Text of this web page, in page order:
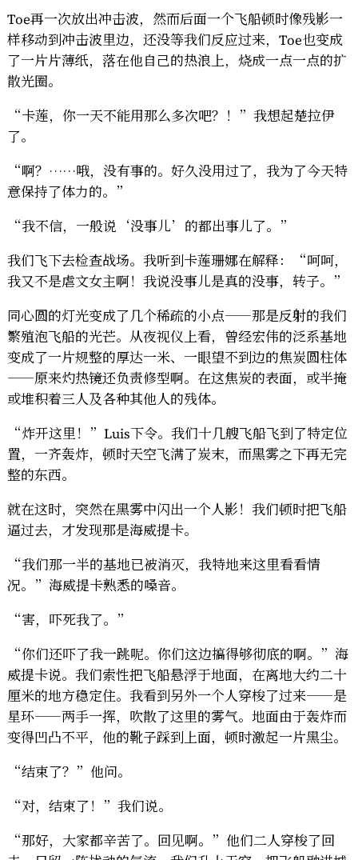
Toe再一次放出冲击波，然而后面一个飞船顿时像残影一
样移动到冲击波里边，还没等我们反应过来，Toe也变成
了一片片薄纸，落在他自己的热浪上，烧成一点一点的扩
散光圈。
“卡莲，你一天不能用那么多次吧？！”我想起楚拉伊
了。
“啊？……哦，没有事的。好久没用过了，我为了今天特
意保持了体力的。”
“我不信，一般说‘没事儿’的都出事儿了。”
我们飞下去检查战场。我听到卡莲珊娜在解释：“呵呵，
我又不是虐文女主啊！我说没事儿是真的没事，转子。”
同心圆的灯光变成了几个稀疏的小点——那是反射的我们
繁殖泡飞船的光芒。从夜视仪上看，曾经宏伟的泛系基地
变成了一片规整的厚达一米、一眼望不到边的焦炭圆柱体
——原来灼热镜还负责修型啊。在这焦炭的表面，或半掩
或堆积着三人及各种其他人的残体。
“炸开这里！”Luis下令。我们十几艘飞船飞到了特定位
置，一齐轰炸，顿时天空飞满了炭末，而黑雾之下再无完
整的东西。
就在这时，突然在黑雾中闪出一个人影！我们顿时把飞船
逼过去，才发现那是海威提卡。
“我们那一半的基地已被消灭，我特地来这里看看情
况。”海威提卡熟悉的嗓音。
“害，吓死我了。”
“你们还吓了我一跳呢。你们这边搞得够彻底的啊。”海
威提卡说。我们索性把飞船悬浮于地面，在离地大约二十
厘米的地方稳定住。我看到另外一个人穿梭了过来——是
星环——两手一挥，吹散了这里的雾气。地面由于轰炸而
变得凹凸不平，他的靴子踩到上面，顿时激起一片黑尘。
“结束了？”他问。
“对，结束了！”我们说。
“那好，大家都辛苦了。回见啊。”他们二人穿梭了回